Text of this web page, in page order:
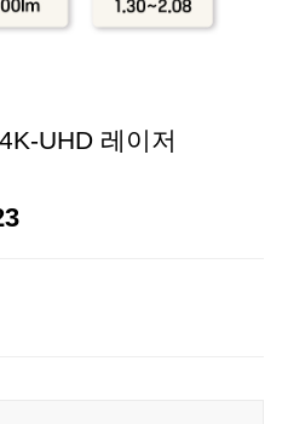
UHD 레이저